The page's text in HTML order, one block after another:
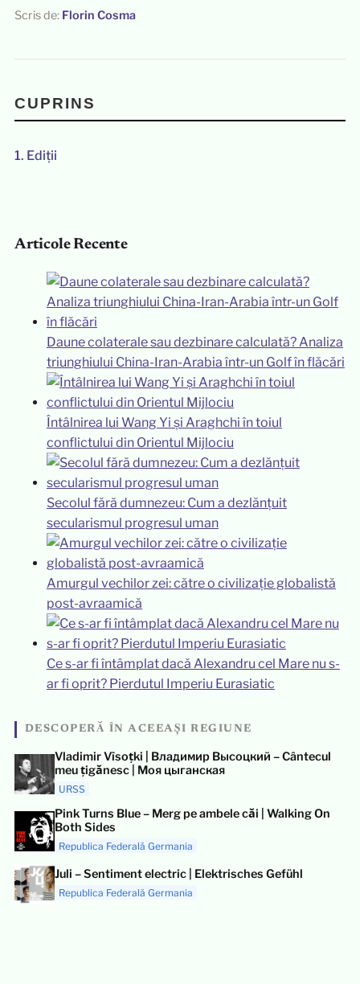
Scris de: Florin Cosma
CUPRINS
1. Ediții
Articole Recente
Daune colaterale sau dezbinare calculată? Analiza
triunghiului China-Iran-Arabia într-un Golf în flăcări
Întâlnirea lui Wang Yi și Araghchi în toiul
conflictului din Orientul Mijlociu
Secolul fără dumnezeu: Cum a dezlănțuit
secularismul progresul uman
Amurgul vechilor zei: către o civilizație globalistă
post-avraamică
Ce s-ar fi întâmplat dacă Alexandru cel Mare nu s-
ar fi oprit? Pierdutul Imperiu Eurasiatic
DESCOPERĂ ÎN ACEEAȘI REGIUNE
Vladimir Vîsoțki | Владимир Высоцкий – Cântecul
meu țigănesc | Моя цыганская
URSS
Pink Turns Blue – Merg pe ambele căi | Walking On
Both Sides
Republica Federală Germania
Juli – Sentiment electric | Elektrisches Gefühl
Republica Federală Germania